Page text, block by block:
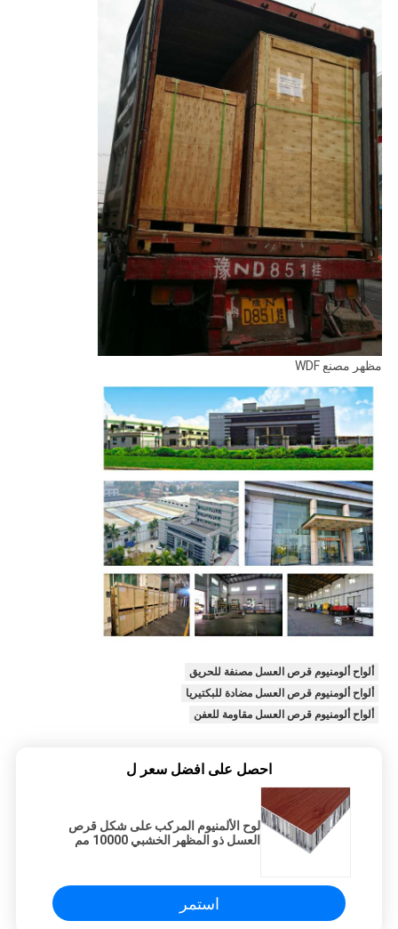
مظهر مصنع WDF
ألواح ألومنيوم قرص العسل مصنفة للحريق
ألواح ألومنيوم قرص العسل مضادة للبكتيريا
ألواح ألومنيوم قرص العسل مقاومة للعفن
احصل على افضل سعر ل
لوح الألمنيوم المركب على شكل قرص
العسل ذو المظهر الخشبي 10000 مم
استمر